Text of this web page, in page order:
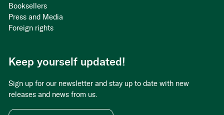
Booksellers
Press and Media
Foreign rights
Keep yourself updated!
Sign up for our newsletter and stay up to date with new
releases and news from us.